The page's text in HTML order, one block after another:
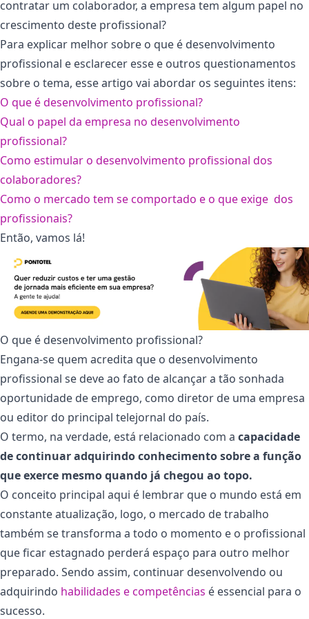
contratar um colaborador, a empresa tem algum papel no
crescimento deste profissional?
Para explicar melhor sobre o que é desenvolvimento
profissional e esclarecer esse e outros questionamentos
sobre o tema, esse artigo vai abordar os seguintes itens:
O que é desenvolvimento profissional?
Qual o papel da empresa no desenvolvimento
profissional?
Como estimular o desenvolvimento profissional dos
colaboradores?
Como o mercado tem se comportado e o que exige dos
profissionais?
Então, vamos lá!
O que é desenvolvimento profissional?
Engana-se quem acredita que o desenvolvimento
profissional se deve ao fato de alcançar a tão sonhada
oportunidade de emprego, como diretor de uma empresa
ou editor do principal telejornal do país.
O termo, na verdade, está relacionado com a capacidade
de continuar adquirindo conhecimento sobre a função
que exerce mesmo quando já chegou ao topo.
O conceito principal aqui é lembrar que o mundo está em
constante atualização, logo, o mercado de trabalho
também se transforma a todo o momento e o profissional
que ficar estagnado perderá espaço para outro melhor
preparado. Sendo assim, continuar desenvolvendo ou
adquirindo habilidades e competências é essencial para o
sucesso.